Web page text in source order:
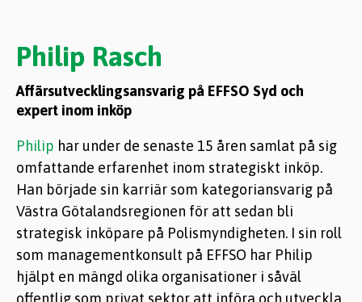
Philip Rasch
Affärsutvecklingsansvarig på EFFSO Syd och
expert inom inköp
Philip har under de senaste 15 åren samlat på sig
omfattande erfarenhet inom strategiskt inköp.
Han började sin karriär som kategoriansvarig på
Västra Götalandsregionen för att sedan bli
strategisk inköpare på Polismyndigheten. I sin roll
som managementkonsult på EFFSO har Philip
hjälpt en mängd olika organisationer i såväl
offentlig som privat sektor att införa och utveckla